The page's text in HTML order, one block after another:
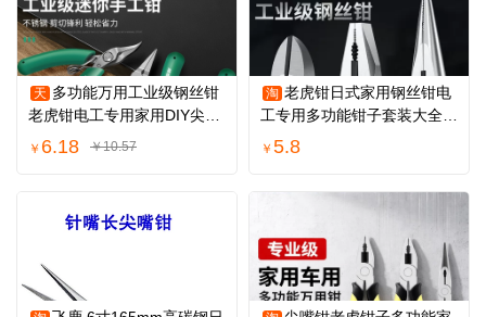
天 多功能万用工业级钢丝钳
老虎钳电工专用家用DIY尖嘴
工具大全钳子
￥ 6.18 ￥10.57
淘 老虎钳日式家用钢丝钳电
工专用多功能钳子套装大全斜
口钳尖嘴钳
￥ 5.8